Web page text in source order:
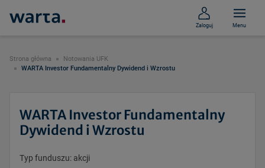
Zaloguj Menu
Strona główna
Notowania UFK
WARTA Investor Fundamentalny Dywidend i Wzrostu
WARTA Investor Fundamentalny
Dywidend i Wzrostu
Typ funduszu: akcji